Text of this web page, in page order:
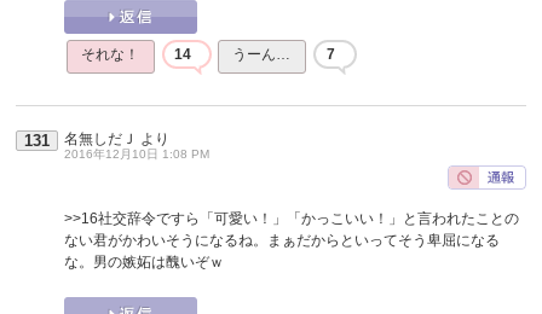
それな！ 14 うーん… 7
131 名無しだＪ より
2016年12月10日 1:08 PM
>>16社交辞令ですら「可愛い！」「かっこいい！」と言われたことの
ない君がかわいそうになるね。まぁだからといってそう卑屈になる
な。男の嫉妬は醜いぞｗ